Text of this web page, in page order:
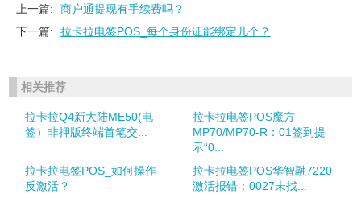
上一篇:
商户通提现有手续费吗？
下一篇:
拉卡拉电签POS_每个身份证能绑定几个？
相关推荐
拉卡拉Q4新大陆ME50(电
签）非押版终端首笔交...
拉卡拉电签POS魔方
MP70/MP70-R：01签到提
示“0...
拉卡拉电签POS_如何操作
反激活？
拉卡拉电签POS华智融7220
激活报错：0027未找...